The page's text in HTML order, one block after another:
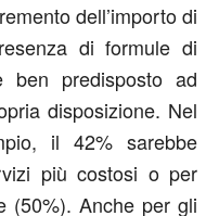
dell’importo di
di formule di
ben predisposto ad
disposizione. Nel
il 42% sarebbe
più costosi o per
(50%). Anche per gli